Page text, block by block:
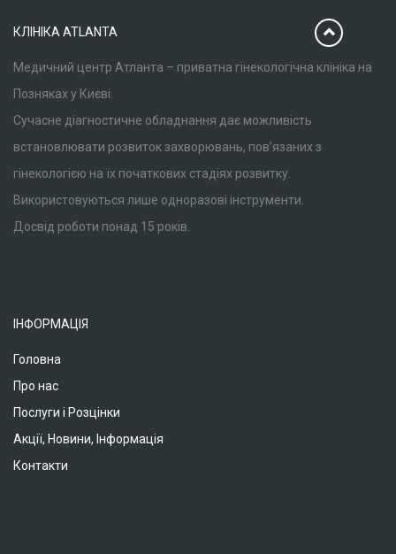
КЛІНІКА ATLANTA
Медичний центр Атланта – приватна гінекологічна клініка на
Позняках у Києві.
Сучасне діагностичне обладнання дає можливість
встановлювати розвиток захворювань, пов’язаних з
гінекологією на їх початкових стадіях розвитку.
Використовуються лише одноразові інструменти.
Досвід роботи понад 15 років.
ІНФОРМАЦІЯ
Головна
Про нас
Послуги і Розцінки
Акції, Новини, Інформація
Контакти